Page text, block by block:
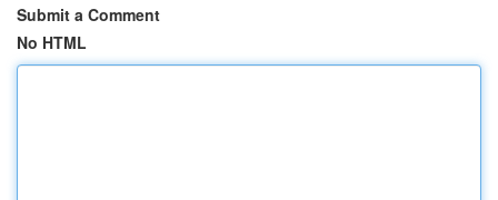
Submit a Comment
No HTML